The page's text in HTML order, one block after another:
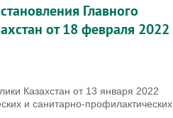
Главного
от 18 февраля 2022
Казахстан от 13 января 2022
и санитарно-профилактических